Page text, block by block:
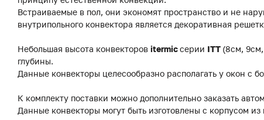
Встраиваемые в пол, они экономят пространство и не
внутрипольного конвектора является декоративная
Небольшая высота конвекторов itermicсерии ITT (8см,
глубины.
Данные конвекторы целесообразно располагать у окон с
К комплекту поставки можно дополнительно заказать
Данные конвекторы могут быть изготовлены с корпусом